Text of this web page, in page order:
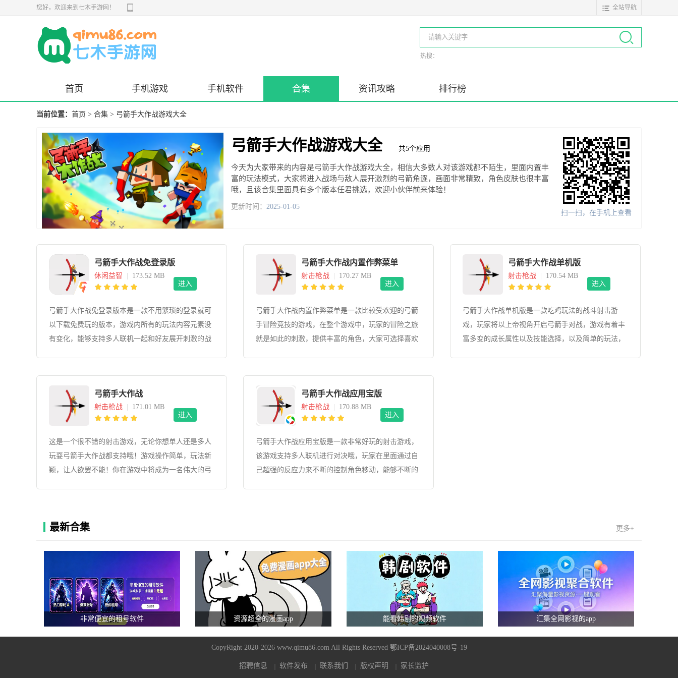
您好，欢迎来到七木手游网！ 全站导航
热搜：
首页 手机游戏 手机软件 合集 资讯攻略 排行榜
当前位置： 首页 > 合集 > 弓箭手大作战游戏大全
弓箭手大作战游戏大全 共5个应用
今天为大家带来的内容是弓箭手大作战游戏大全，相信大多数人对该游戏都不陌生，里面内置丰
富的玩法模式，大家将进入战场与敌人展开激烈的弓箭角逐，画面非常精致，角色皮肤也很丰富
哦，且该合集里面具有多个版本任君挑选，欢迎小伙伴前来体验！
更新时间： 2025-01-05
扫一扫，在手机上查看
弓箭手大作战免登录版
休闲益智
173.52 MB
进入
​弓箭手大作战免登录版本是一款不用繁琐的登录就可
以下载免费玩的版本，游戏内所有的玩法内容元素没
有变化，能够支持多人联机一起和好友展开刺激的战
掉一切不愉快的烦恼。
弓箭手大作战内置作弊菜单
射击枪战
170.27 MB
进入
弓箭手大作战内置作弊菜单是一款比较受欢迎的弓箭
手冒险竞技的游戏，在整个游戏中，玩家的冒险之旅
就是如此的刺激，提供丰富的角色，大家可选择喜欢
每个模式都能给你带来不同的体验哦，快来试试吧！
弓箭手大作战单机版
射击枪战
170.54 MB
进入
弓箭手大作战单机版是一款吃鸡玩法的战斗射击游
戏，玩家将以上帝视角开启弓箭手对战，游戏有着丰
富多变的成长属性以及技能选择，以及简单的玩法，
弓箭手大作战
射击枪战
171.01 MB
进入
这是一个很不错的射击游戏，无论你想单人还是多人
玩耍弓箭手大作战都支持哦！游戏操作简单，玩法新
颖，让人欲罢不能！你在游戏中将成为一名伟大的弓
们的非凡箭技吧！
弓箭手大作战应用宝版
射击枪战
170.88 MB
进入
弓箭手大作战应用宝版是一款非常好玩的射击游戏，
该游戏支持多人联机进行对决哦，玩家在里面通过自
己超强的反应力来不断的控制角色移动，能够不断的
最新合集 更多+
非常便宜的租号软件 资源超全的漫画app 能看韩剧的视频软件 汇集全网影视的app
CopyRight 2020-2026 www.qimu86.com All Rights Reserved 鄂ICP备2024040008号-19
招聘信息 软件发布 联系我们 版权声明 家长监护